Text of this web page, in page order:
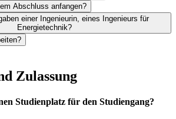
Abschluss anfangen?
einer Ingenieurin, eines Ingenieurs für
Energietechnik?
Zulassung
Studienplatz für den Studiengang?